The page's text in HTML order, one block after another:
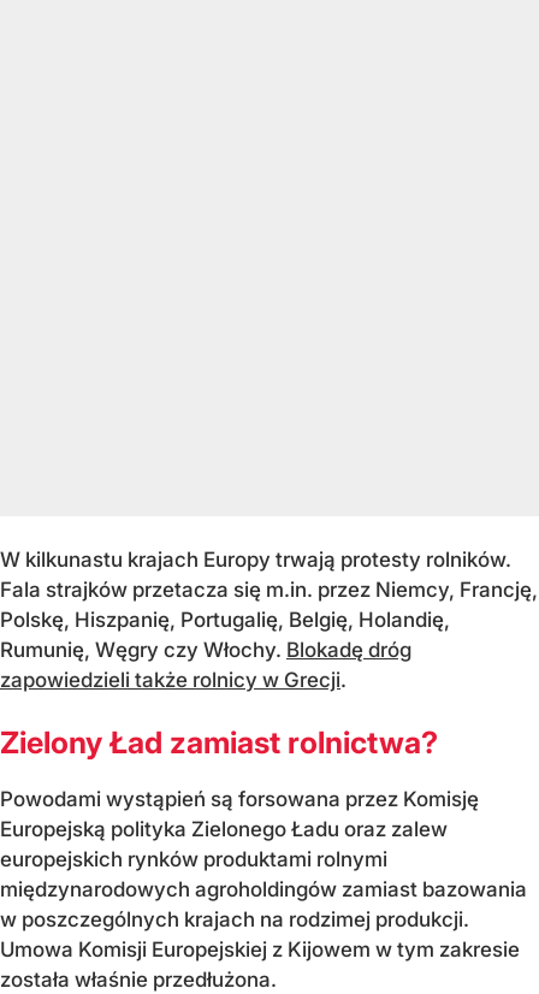
W kilkunastu krajach Europy trwają protesty rolników.
Fala strajków przetacza się m.in. przez Niemcy, Francję,
Polskę, Hiszpanię, Portugalię, Belgię, Holandię,
Rumunię, Węgry czy Włochy. Blokadę dróg
zapowiedzieli także rolnicy w Grecji.
Zielony Ład zamiast rolnictwa?
Powodami wystąpień są forsowana przez Komisję
Europejską polityka Zielonego Ładu oraz zalew
europejskich rynków produktami rolnymi
międzynarodowych agroholdingów zamiast bazowania
w poszczególnych krajach na rodzimej produkcji.
Umowa Komisji Europejskiej z Kijowem w tym zakresie
została właśnie przedłużona.